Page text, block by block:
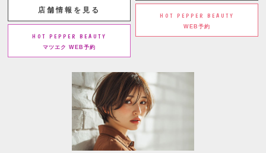
店舗情報を見る
HOT PEPPER BEAUTY
マツエク WEB予約
HOT PEPPER BEAUTY
WEB予約